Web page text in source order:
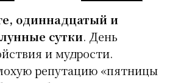
одиннадцатый и
сутки. День
и мудрости.
репутацию «пятницы